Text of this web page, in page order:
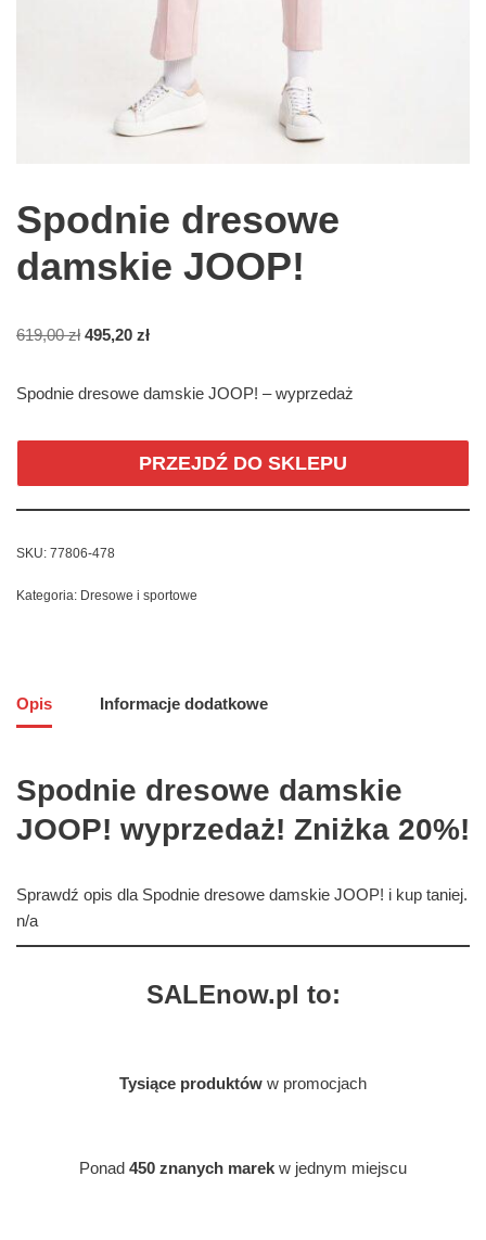
Spodnie dresowe
damskie JOOP!
619,00zł 495,20 zł
Spodnie dresowe damskie JOOP! – wyprzedaż
PRZEJDŹ DO SKLEPU
SKU: 77806-478
Kategoria: Dresowe i sportowe
Opis Informacje dodatkowe
Spodnie dresowe damskie
JOOP! wyprzedaż! Zniżka 20%!
Sprawdź opis dla Spodnie dresowe damskie JOOP! i kup taniej.
n/a
SALEnow.pl to:
Tysiące produktów w promocjach
Ponad 450 znanych marek w jednym miejscu